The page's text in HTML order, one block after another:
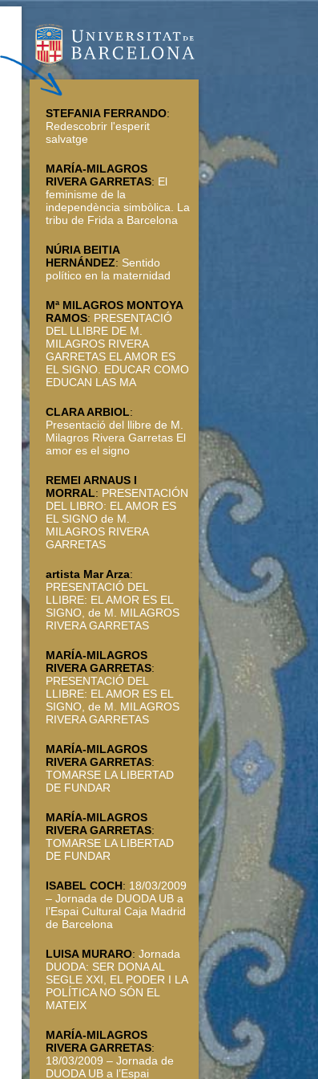
STEFANIA FERRANDO:
Redescobrir l'esperit
salvatge
MARÍA-MILAGROS
RIVERA GARRETAS: El
feminisme de la
independència simbòlica. La
tribu de Frida a Barcelona
NÚRIA BEITIA
HERNÁNDEZ: Sentido
político en la maternidad
Mª MILAGROS MONTOYA
RAMOS: PRESENTACIÓ
DEL LLIBRE DE M.
MILAGROS RIVERA
GARRETAS EL AMOR ES
EL SIGNO. EDUCAR COMO
EDUCAN LAS MA
CLARA ARBIOL:
Presentació del llibre de M.
Milagros Rivera Garretas El
amor es el signo
REMEI ARNAUS I
MORRAL: PRESENTACIÓN
DEL LIBRO: EL AMOR ES
EL SIGNO de M.
MILAGROS RIVERA
GARRETAS
artista Mar Arza:
PRESENTACIÓ DEL
LLIBRE: EL AMOR ES EL
SIGNO, de M. MILAGROS
RIVERA GARRETAS
MARÍA-MILAGROS
RIVERA GARRETAS:
PRESENTACIÓ DEL
LLIBRE: EL AMOR ES EL
SIGNO, de M. MILAGROS
RIVERA GARRETAS
MARÍA-MILAGROS
RIVERA GARRETAS:
TOMARSE LA LIBERTAD
DE FUNDAR
MARÍA-MILAGROS
RIVERA GARRETAS:
TOMARSE LA LIBERTAD
DE FUNDAR
ISABEL COCH: 18/03/2009
– Jornada de DUODA UB a
l’Espai Cultural Caja Madrid
de Barcelona
LUISA MURARO:Jornada
DUODA: SER DONA AL
SEGLE XXI, EL PODER I LA
POLÍTICA NO SÓN EL
MATEIX
MARÍA-MILAGROS
RIVERA GARRETAS:
18/03/2009 – Jornada de
DUODA UB a l’Espai